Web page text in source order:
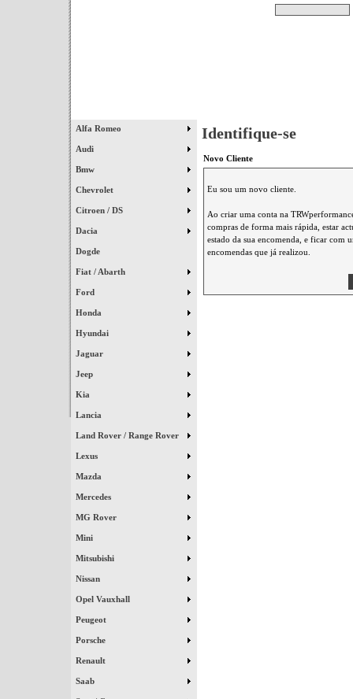
Alfa Romeo
Audi
Bmw
Chevrolet
Citroen / DS
Dacia
Dogde
Fiat / Abarth
Ford
Honda
Hyundai
Jaguar
Jeep
Kia
Lancia
Land Rover / Range Rover
Lexus
Mazda
Mercedes
MG Rover
Mini
Mitsubishi
Nissan
Opel Vauxhall
Peugeot
Porsche
Renault
Saab
Identifique-se
Novo Cliente
Eu sou um novo cliente.
Ao criar uma conta na
compras de forma mais rápida, estar
estado da sua encomenda, e ficar com
encomendas que já realizou.